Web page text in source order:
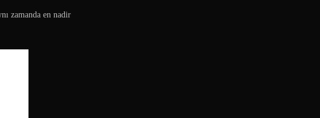
zamanda en nadir